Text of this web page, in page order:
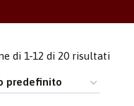
di 1-12 di 20 risultati